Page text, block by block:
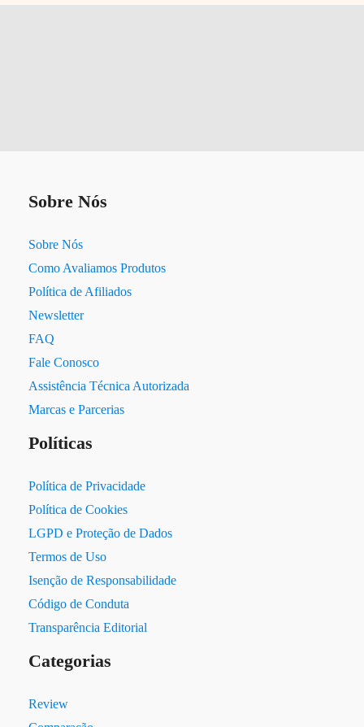
Sobre Nós
Sobre Nós
Como Avaliamos Produtos
Política de Afiliados
Newsletter
FAQ
Fale Conosco
Assistência Técnica Autorizada
Marcas e Parcerias
Políticas
Política de Privacidade
Política de Cookies
LGPD e Proteção de Dados
Termos de Uso
Isenção de Responsabilidade
Código de Conduta
Transparência Editorial
Categorias
Review